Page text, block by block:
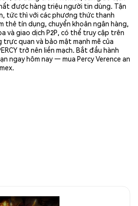
được hàng triệu người tin dùng. Tận
tức thì với các phương thức thanh
thẻ tín dụng, chuyển khoản ngân hàng,
và giao dịch P2P, có thể truy cập trên
quan và bảo mật mạnh mẽ của
trở nên liền mạch. Bắt đầu hành
ngay hôm nay — mua Percy Verence an